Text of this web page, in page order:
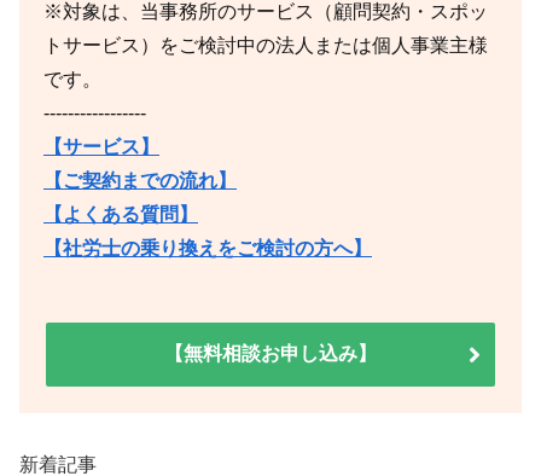
※対象は、当事務所のサービス（顧問契約・スポッ
トサービス）をご検討中の法人または個人事業主様
です。
-----------------
【サービス】
【ご契約までの流れ】
【よくある質問】
【社労士の乗り換えをご検討の方へ】
【無料相談お申し込み】
新着記事